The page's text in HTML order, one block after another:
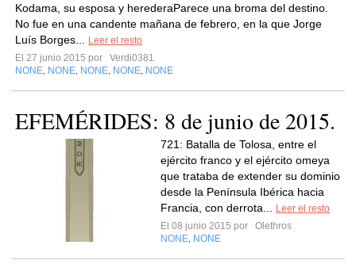
Kodama, su esposa y herederaParece una broma del destino.
No fue en una candente mañana de febrero, en la que Jorge
Luís Borges...
Leer el resto
El 27 junio 2015 por
Verdi0381
NONE NONE NONE NONE NONE
EFEMÉRIDES: 8 de junio de 2015.
721: Batalla de Tolosa, entre el
ejército franco y el ejército omeya
que trataba de extender su dominio
desde la Península Ibérica hacia
Francia, con derrota...
Leer el resto
El 08 junio 2015 por
Olethros
NONE NONE